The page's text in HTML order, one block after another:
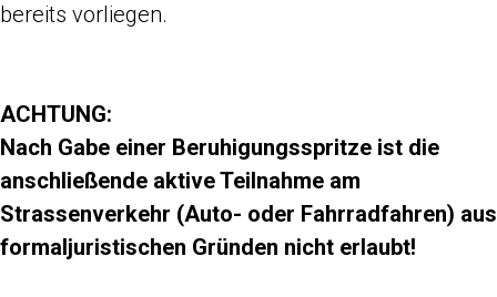
bereits vorliegen.
ACHTUNG:
Nach Gabe einer Beruhigungsspritze ist die
anschließende aktive Teilnahme am
Strassenverkehr (Auto- oder Fahrradfahren) aus
formaljuristischen Gründen nicht erlaubt!